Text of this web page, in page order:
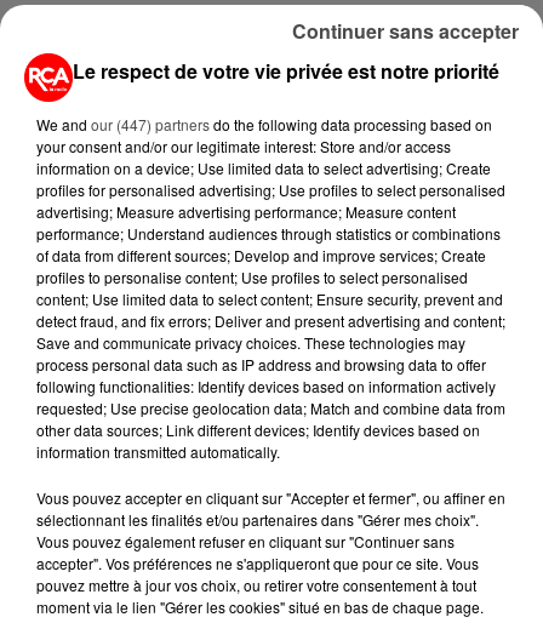
CANICULE : POURQUOI LES
BOUTEILLES D'EAU
DISPARAISSENT DES RAYONS...
5 août 2026
MANGER SAINEMENT COÛTE 25 %
PLUS CHER QU'IL Y A CINQ ANS,
ALERTE L’ONU
5 août 2026
QUELLES SONT LES MARQUES QUI
OFFRENT LE MEILLEUR RAPPORT...
RETROUVEZ TOUTE L'ACTU DE LA RÉGION ET
RECEVEZ LES ALERTES INFOS DE LA RÉDACTION
EN TÉLÉCHARGEANT L'APPLICATION MOBILE
RCA
Le respect de votre vie privée est notre priorité
We and our (447) partnersdo the following data processing based on
your consent and/or our legitimate interest: Store and/or access
information on a device; Use limited data to select advertising; Create
profiles for personalised advertising; Use profiles to select personalised
advertising; Measure advertising performance; Measure content
performance; Understand audiences through statistics or combinations
of data from different sources; Develop and improve services; Create
profiles to personalise content; Use profiles to select personalised
content; Use limited data to select content; Ensure security, prevent and
detect fraud, and fix errors; Deliver and present advertising and content;
Save and communicate privacy choices. These technologies may
process personal data such as IP address and browsing data to offer
following functionalities: Identify devices based on information actively
requested; Use precise geolocation data; Match and combine data from
other data sources; Link different devices; Identify devices based on
information transmitted automatically.
Vous pouvez accepter en cliquant sur "Accepter et fermer", ou affiner en
sélectionnant les finalités et/ou partenaires dans "Gérer mes choix".
Vous pouvez également refuser en cliquant sur "Continuer sans
accepter". Vos préférences ne s'appliqueront que pour ce site. Vous
pouvez mettre à jour vos choix, ou retirer votre consentement à tout
moment via le lien "Gérer les cookies" situé en bas de chaque page.
Continuer sans accepter